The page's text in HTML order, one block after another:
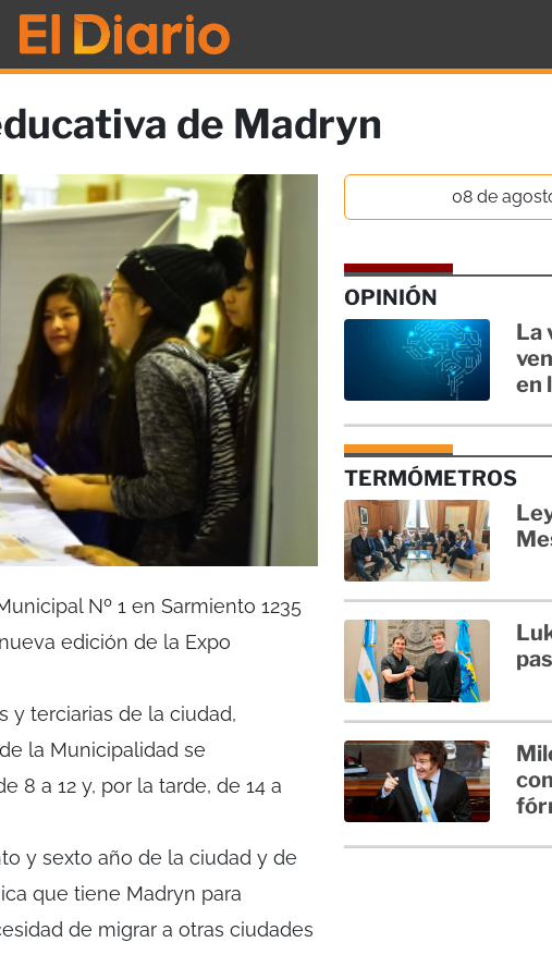
de Madryn
Nº 1 en Sarmiento 1235
edición de la Expo
y terciarias de la ciudad,
la Municipalidad se
8 a 12 y, por la tarde, de 14 a
y sexto año de la ciudad y de
que tiene Madryn para
de migrar a otras ciudades
08 de
OPINIÓN
La
en
TERMÓMETROS